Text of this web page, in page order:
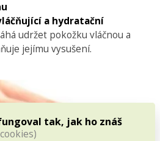
tak, jak ho znáš
a hydratační
udržet pokožku vláčnou a
jejímu vysušení.